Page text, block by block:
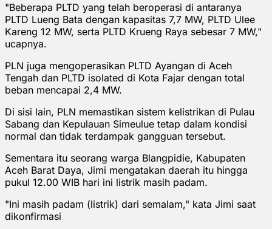
"Beberapa PLTD yang telah beroperasi di antaranya
PLTD Lueng Bata dengan kapasitas 7,7 MW, PLTD Ulee
Kareng 12 MW, serta PLTD Krueng Raya sebesar 7 MW,"
ucapnya.
PLN juga mengoperasikan PLTD Ayangan di Aceh
Tengah dan PLTD isolated di Kota Fajar dengan total
beban mencapai 2,4 MW.
Di sisi lain, PLN memastikan sistem kelistrikan di Pulau
Sabang dan Kepulauan Simeulue tetap dalam kondisi
normal dan tidak terdampak gangguan tersebut.
Sementara itu seorang warga Blangpidie, Kabupaten
Aceh Barat Daya, Jimi mengatakan daerah itu hingga
pukul 12.00 WIB hari ini listrik masih padam.
"Ini masih padam (listrik) dari semalam," kata Jimi saat
dikonfirmasi